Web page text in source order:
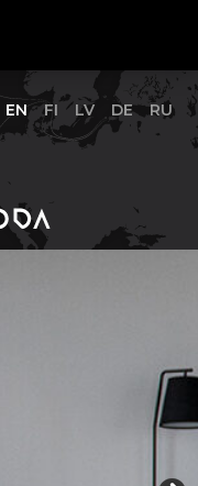
EN FI LV DE RU